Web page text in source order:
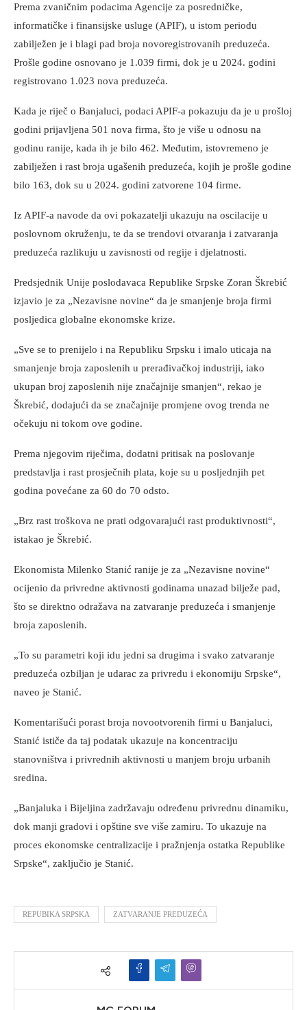
Prema zvaničnim podacima Agencije za posredničke,
informatičke i finansijske usluge (APIF), u istom periodu
zabilježen je i blagi pad broja novoregistrovanih preduzeća.
Prošle godine osnovano je 1.039 firmi, dok je u 2024. godini
registrovano 1.023 nova preduzeća.
Kada je riječ o Banjaluci, podaci APIF-a pokazuju da je u prošloj
godini prijavljena 501 nova firma, što je više u odnosu na
godinu ranije, kada ih je bilo 462. Međutim, istovremeno je
zabilježen i rast broja ugašenih preduzeća, kojih je prošle godine
bilo 163, dok su u 2024. godini zatvorene 104 firme.
Iz APIF-a navode da ovi pokazatelji ukazuju na oscilacije u
poslovnom okruženju, te da se trendovi otvaranja i zatvaranja
preduzeća razlikuju u zavisnosti od regije i djelatnosti.
Predsjednik Unije poslodavaca Republike Srpske Zoran Škrebić
izjavio je za „Nezavisne novine“ da je smanjenje broja firmi
posljedica globalne ekonomske krize.
„Sve se to prenijelo i na Republiku Srpsku i imalo uticaja na
smanjenje broja zaposlenih u prerađivačkoj industriji, iako
ukupan broj zaposlenih nije značajnije smanjen“, rekao je
Škrebić, dodajući da se značajnije promjene ovog trenda ne
očekuju ni tokom ove godine.
Prema njegovim riječima, dodatni pritisak na poslovanje
predstavlja i rast prosječnih plata, koje su u posljednjih pet
godina povećane za 60 do 70 odsto.
„Brz rast troškova ne prati odgovarajući rast produktivnosti“,
istakao je Škrebić.
Ekonomista Milenko Stanić ranije je za „Nezavisne novine“
ocijenio da privredne aktivnosti godinama unazad bilježe pad,
što se direktno odražava na zatvaranje preduzeća i smanjenje
broja zaposlenih.
„To su parametri koji idu jedni sa drugima i svako zatvaranje
preduzeća ozbiljan je udarac za privredu i ekonomiju Srpske“,
naveo je Stanić.
Komentarišući porast broja novootvorenih firmi u Banjaluci,
Stanić ističe da taj podatak ukazuje na koncentraciju
stanovništva i privrednih aktivnosti u manjem broju urbanih
sredina.
„Banjaluka i Bijeljina zadržavaju određenu privrednu dinamiku,
dok manji gradovi i opštine sve više zamiru. To ukazuje na
proces ekonomske centralizacije i pražnjenja ostatka Republike
Srpske“, zaključio je Stanić.
REPUBIKA SRPSKA ZATVARANJE PREDUZEĆA